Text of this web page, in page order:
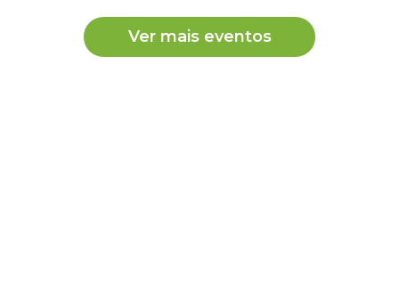
Ver mais eventos